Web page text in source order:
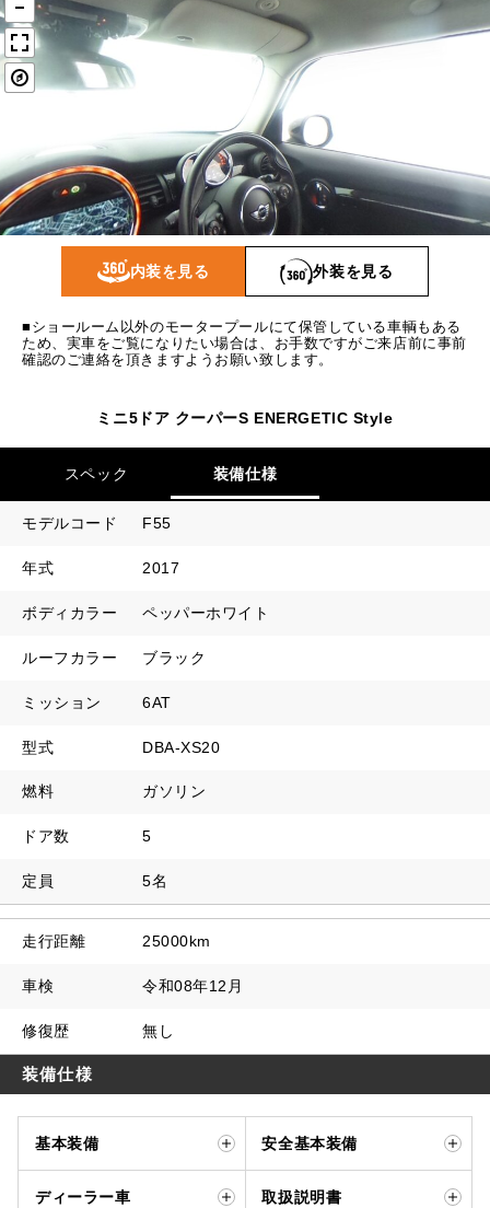
工場
お問い合わせ
BMW MINI
iR TECH FACTORY
ROVER MINI
買取
査定依頼
支払回数 84
ボーナス支払回数/年
内訳
2回目以降 13,700 円
ボーナス月追加額 50,000 円
ボーナス月数
内装を見る 外装を見る
■ショールーム以外のモータープールにて保管している車輌もある
ため、実車をご覧になりたい場合は、お手数ですがご来店前に事前
確認のご連絡を頂きますようお願い致します。
ミニ5ドア クーパーS ENERGETIC Style
スペック 装備仕様
モデルコード F55
年式 2017
ボディカラー ペッパーホワイト
ルーフカラー ブラック
ミッション 6AT
型式 DBA-XS20
燃料 ガソリン
ドア数 5
定員 5名
走行距離 25000km
車検 令和08年12月
修復歴 無し
装備仕様
基本装備 安全基本装備
ディーラー車 取扱説明書